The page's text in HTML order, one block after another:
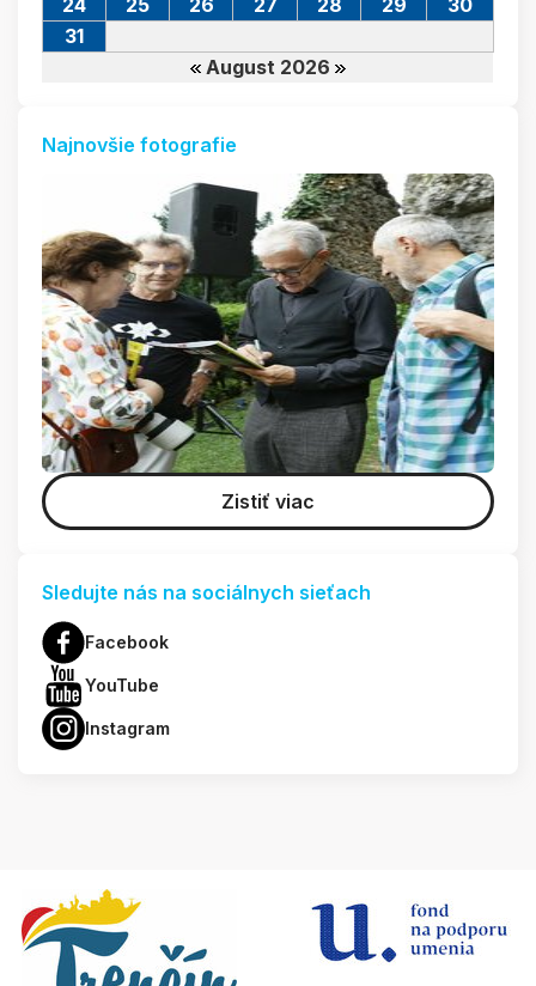
August 2026
24
25 26 27 28 29
30
31
Najnovšie fotografie
Zistiť viac
Sledujte nás na sociálnych sieťach
Facebook
YouTube
Instagram